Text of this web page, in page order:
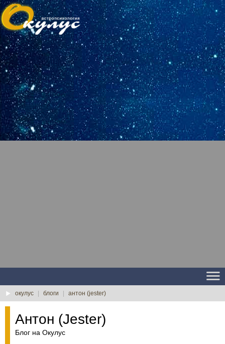
окулус блоги антон (jester)
Антон (Jester)
Блог на Окулус